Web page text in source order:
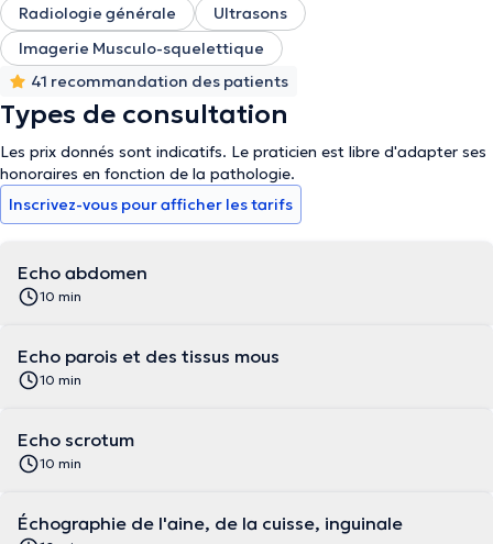
Radiologie générale
Ultrasons
Imagerie Musculo-squelettique
41 recommandation des patients
Types de consultation
Les prix donnés sont indicatifs. Le praticien est libre d'adapter ses
honoraires en fonction de la pathologie.
Inscrivez-vous pour afficher les tarifs
Echo abdomen
10 min
Echo parois et des tissus mous
10 min
Echo scrotum
10 min
Échographie de l'aine, de la cuisse, inguinale